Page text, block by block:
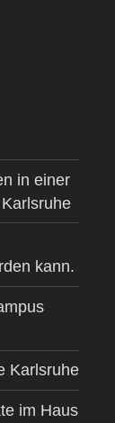
in einer
kann.
Karlsruhe
im Haus